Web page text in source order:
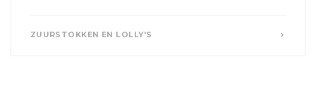
ZUURSTOKKEN EN LOLLY'S